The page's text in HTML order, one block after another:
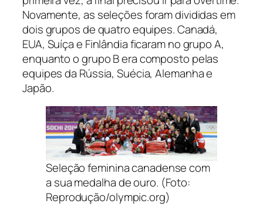
Novamente, as seleções foram divididas em
dois grupos de quatro equipes. Canadá,
EUA, Suíça e Finlândia ficaram no grupo A,
enquanto o grupo B era composto pelas
equipes da Rússia, Suécia, Alemanha e
Japão.
Seleção feminina canadense com
a sua medalha de ouro. (Foto:
Reprodução/olympic.org)